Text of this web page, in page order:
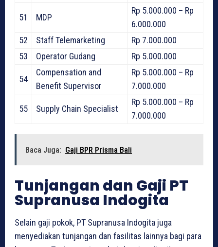
51 MDP
Rp 5.000.000 – Rp
6.000.000
52
Staff Telemarketing
Rp 7.000.000
53
Operator Gudang Rp 5.000.000
54
Compensation and
Benefit Supervisor
Rp 5.000.000 – Rp
7.000.000
55 Supply Chain Specialist
Rp 5.000.000 – Rp
7.000.000
Baca Juga: Gaji BPR Prisma Bali
Tunjangan dan Gaji PT
Supranusa Indogita
Selain gaji pokok, PT Supranusa Indogita juga
menyediakan tunjangan dan fasilitas lainnya bagi para